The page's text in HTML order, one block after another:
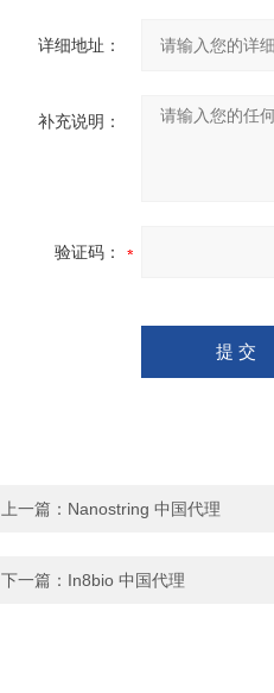
详细地址：
补充说明：
验证码：
上一篇： Nanostring 中国代理
下一篇： In8bio 中国代理